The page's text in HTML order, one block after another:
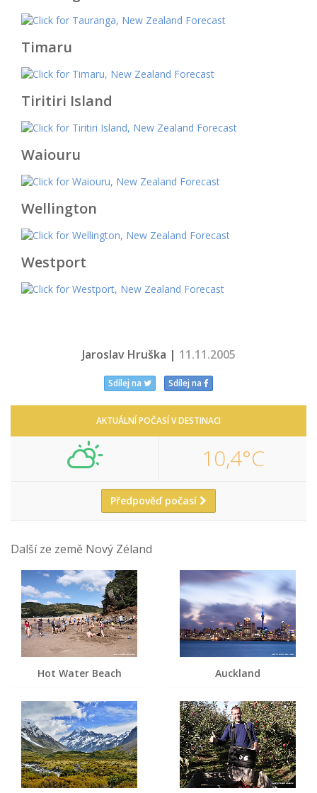
Timaru
Tiritiri Island
Waiouru
Wellington
Westport
Jaroslav Hruška | 11.11.2005
Sdílej na Sdílej na
AKTUÁLNÍ POČASÍ V DESTINACI
10,4°C
Předpověď počasí
Další ze země Nový Zéland
Hot Water Beach Auckland